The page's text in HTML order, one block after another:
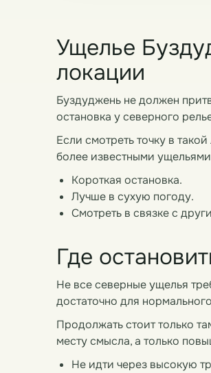
Ущелье
локации
Буздуджень не должен
остановка у северного
Если смотреть точку в
более известными
Короткая остановка.
Лучше в сухую погоду.
Смотреть в связке с
Где
Не все северные ущелья
достаточно для
Продолжать стоит только
месту смысла, а только
Не идти через высокую